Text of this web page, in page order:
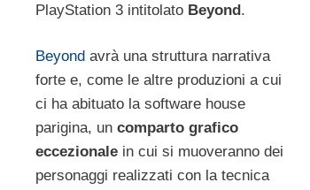
PlayStation 3 intitolato Beyond.
Beyond avrà una struttura narrativa
forte e, come le altre produzioni a cui
ci ha abituato la software house
parigina, un comparto grafico
eccezionale in cui si muoveranno dei
personaggi realizzati con la tecnica